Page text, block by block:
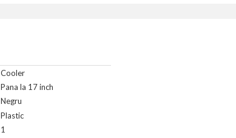
Cooler
Pana la 17 inch
Negru
Plastic
1